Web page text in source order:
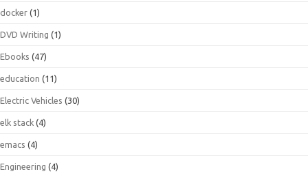
docker (1)
DVD Writing (1)
Ebooks (47)
education (11)
Electric Vehicles (30)
elk stack (4)
emacs (4)
Engineering (4)